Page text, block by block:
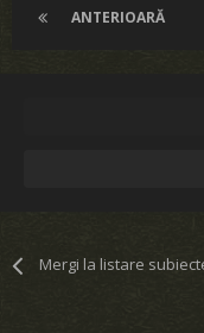
ANTERIOARĂ
Mergi la listare